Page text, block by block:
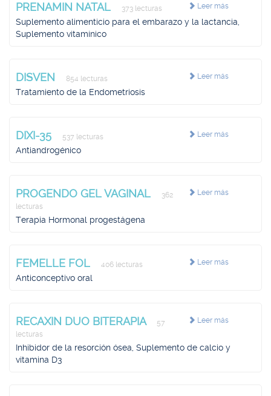
Leer más
PRENAMIN NATAL 373 lecturas
Suplemento alimenticio para el embarazo y la lactancia,
Suplemento vitamínico
Leer más
DISVEN 854 lecturas
Tratamiento de la Endometriosis
Leer más
DIXI-35 537 lecturas
Antiandrogénico
Leer más
PROGENDO GEL VAGINAL
362
lecturas
Terapia Hormonal progestágena
Leer más
FEMELLE FOL 406 lecturas
Anticonceptivo oral
Leer más
RECAXIN DUO BITERAPIA
57
lecturas
Inhibidor de la resorción ósea, Suplemento de calcio y
vitamina D3